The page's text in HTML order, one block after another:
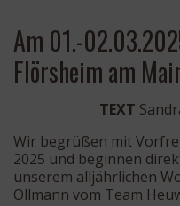
Am 01.-
Flörsheim am
TEXT
Wir begrüßen mit
2025 und beginnen
unserem alljährlichen
Ollmann vom Team